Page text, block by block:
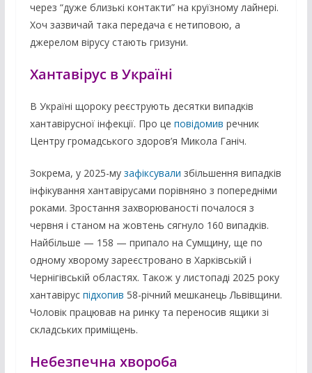
через “дуже близькі контакти” на круїзному лайнері.
Хоч зазвичай така передача є нетиповою, а
джерелом вірусу стають гризуни.
Хантавірус в Україні
В Україні щороку реєструють десятки випадків
хантавірусної інфекції. Про це повідомив речник
Центру громадського здоров’я Микола Ганіч.
Зокрема, у 2025-му зафіксували збільшення випадків
інфікування хантавірусами порівняно з попередніми
роками. Зростання захворюваності почалося з
червня і станом на жовтень сягнуло 160 випадків.
Найбільше — 158 — припало на Сумщину, ще по
одному хворому зареєстровано в Харківській і
Чернігівській областях. Також у листопаді 2025 року
хантавірус підхопив 58-річний мешканець Львівщини.
Чоловік працював на ринку та переносив ящики зі
складських приміщень.
Небезпечна хвороба